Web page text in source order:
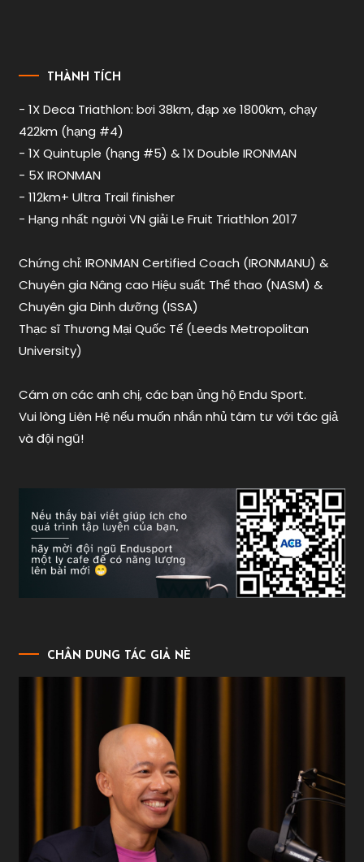
an
không ,
creatine
có
tăng
creatine
,
dùng
creatine
như
nào
THÀNH TÍCH
- 1X Deca Triathlon: bơi 38km, đạp xe 1800km, chạy
422km (hạng #4)
- 1X Quintuple (hạng #5) & 1X Double IRONMAN
- 5X IRONMAN
- 112km+ Ultra Trail finisher
- Hạng nhất người VN giải Le Fruit Triathlon 2017
Chứng chỉ: IRONMAN Certified Coach (IRONMANU) &
Chuyên gia Nâng cao Hiệu suất Thể thao (NASM) &
Chuyên gia Dinh dưỡng (ISSA)
Thạc sĩ Thương Mại Quốc Tế (Leeds Metropolitan
University)
Cám ơn các anh chị, các bạn ủng hộ Endu Sport.
Vui lòng Liên Hệ nếu muốn nhắn nhủ tâm tư với tác giả
và đội ngũ!
CHÂN DUNG TÁC GIẢ NÈ